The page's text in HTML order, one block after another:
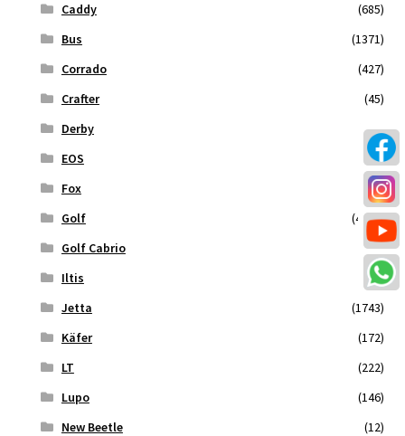
Caddy
(685)
Bus
(1371)
Corrado
(427)
Crafter
(45)
Derby
(108)
EOS
(38)
Fox
(72)
Golf
(4399)
Golf Cabrio
(921)
Iltis
(13)
Jetta
(1743)
Käfer
(172)
LT
(222)
Lupo
(146)
New Beetle
(12)